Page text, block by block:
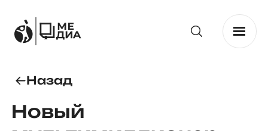
Назад
Новый